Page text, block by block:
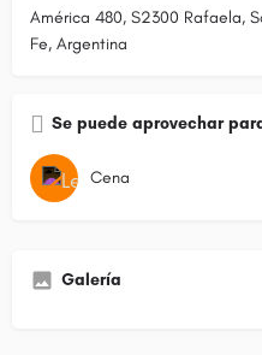
América 480, S2300 Rafaela,
Fe, Argentina
Se puede aprovechar
Cena
Galería